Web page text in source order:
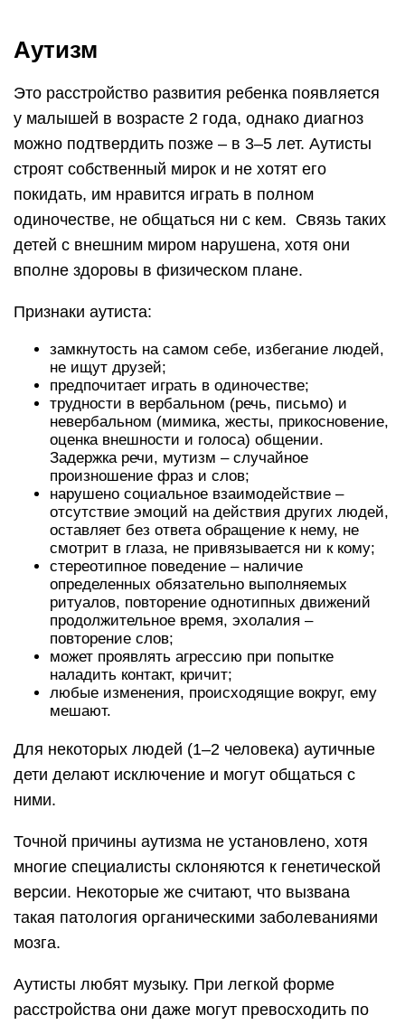
Аутизм
Это расстройство развития ребенка появляется
у малышей в возрасте 2 года, однако диагноз
можно подтвердить позже – в 3–5 лет. Аутисты
строят собственный мирок и не хотят его
покидать, им нравится играть в полном
одиночестве, не общаться ни с кем. Связь таких
детей с внешним миром нарушена, хотя они
вполне здоровы в физическом плане.
Признаки аутиста:
замкнутость на самом себе, избегание людей,
не ищут друзей;
предпочитает играть в одиночестве;
трудности в вербальном (речь, письмо) и
невербальном (мимика, жесты, прикосновение,
оценка внешности и голоса) общении.
Задержка речи, мутизм – случайное
произношение фраз и слов;
нарушено социальное взаимодействие –
отсутствие эмоций на действия других людей,
оставляет без ответа обращение к нему, не
смотрит в глаза, не привязывается ни к кому;
стереотипное поведение – наличие
определенных обязательно выполняемых
ритуалов, повторение однотипных движений
продолжительное время, эхолалия –
повторение слов;
может проявлять агрессию при попытке
наладить контакт, кричит;
любые изменения, происходящие вокруг, ему
мешают.
Для некоторых людей (1–2 человека) аутичные
дети делают исключение и могут общаться с
ними.
Точной причины аутизма не установлено, хотя
многие специалисты склоняются к генетической
версии. Некоторые же считают, что вызвана
такая патология органическими заболеваниями
мозга.
Аутисты любят музыку. При легкой форме
расстройства они даже могут превосходить по